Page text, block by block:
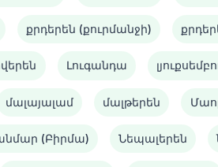
քրդերեն (քուրմանջի)
Լուգանդա
մալայալամ մալթերեն
(Բիրմա) Նեպալերեն